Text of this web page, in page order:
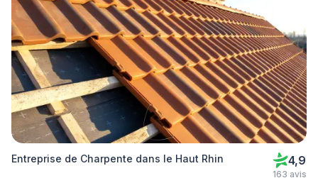
Entreprise de Charpente dans le Haut Rhin 4,9
163 avis